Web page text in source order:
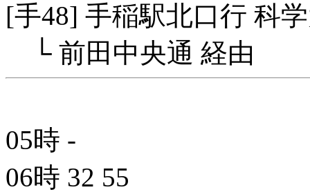
[手48] 手稲駅北口行 科
└ 前田中央通 経由
05時 -
06時 32 55